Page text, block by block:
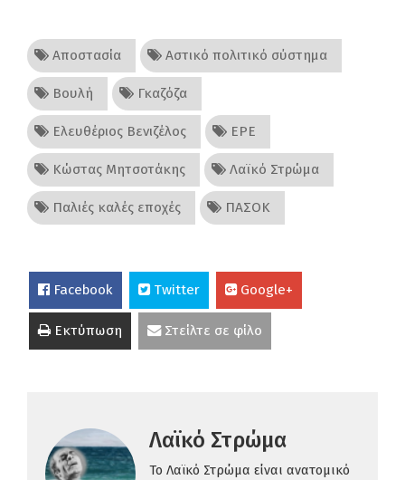
Αποστασία Αστικό πολιτικό σύστημα
Βουλή Γκαζόζα
Ελευθέριος Βενιζέλος ΕΡΕ
Κώστας Μητσοτάκης Λαϊκό Στρώμα
Παλιές καλές εποχές ΠΑΣΟΚ
Facebook Twitter Google+
Εκτύπωση Στείλτε σε φίλο
Λαϊκό Στρώμα
Το Λαϊκό Στρώμα είναι ανατομικό